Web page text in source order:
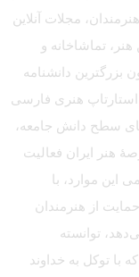
مجلات آنلاین
تماشاخانه و
بزرگترین دانشنامه
استارتاپ هنری فارسی
سطح دانش جامعه،
هنر ایران فعالیت
این موارد، با
از هنرمندان
توانسته
با توکل به خداوند